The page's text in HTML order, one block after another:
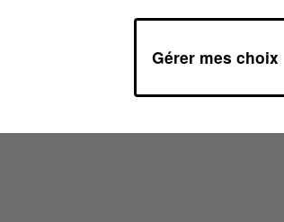
2024 À 08H30 Gérer mes choix